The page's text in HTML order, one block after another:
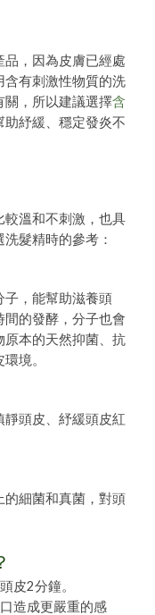
品，因為皮膚已經處
含有刺激性物質的洗
關，所以建議選擇含
助紓緩、穩定發炎不
較溫和不刺激，也具
髮精時的參考：
子，能幫助滋養頭
間的發酵，分子也會
原本的天然抑菌、抗
境。
頭皮、紓緩頭皮紅
的細菌和真菌，對頭
皮2分鐘。
造成更嚴重的感